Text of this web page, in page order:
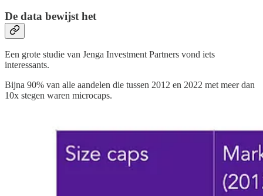
De data bewijst het
Een grote studie van Jenga Investment Partners vond iets
interessants.
Bijna 90% van alle aandelen die tussen 2012 en 2022 met meer dan
10x stegen waren microcaps.